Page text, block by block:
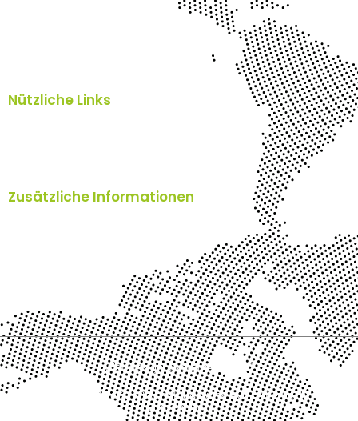
Nützliche Links
Zusätzliche Informationen
Webdesign: SystemAssistent
Urheberrechte © 2026 n'cloud.swiss AG – Alle Rechte
vorbehalten.